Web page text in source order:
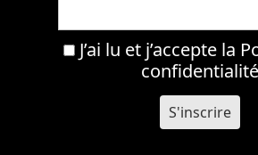
J’ai lu et j’accepte la
confidentialité